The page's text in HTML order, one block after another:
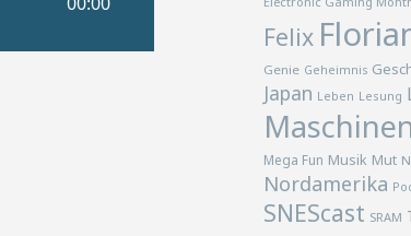
Felix
Genie Geheimnis
Japan Leben Lesung
Mega Fun Musik Mut
Nordamerika
SNEScast SRAM